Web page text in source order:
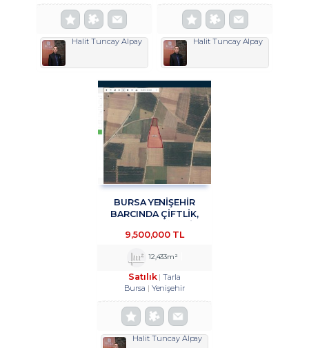
Halit Tuncay Alpay Halit Tuncay Alpay
BURSA YENİŞEHİR
BARCINDA ÇİFTLİK,
TESİSİNE UYGUN 12433
TROYKADAN
9,500,000 TL
12,433m²
Satılık
Tarla
Bursa
Yenişehir
Halit Tuncay Alpay